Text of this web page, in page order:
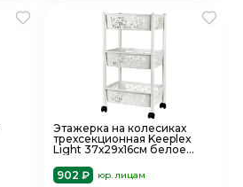
Этажерка на колесиках
трехсекционная Keeplex
Light 37х29х16см белое
902 ₽
юр. лицам